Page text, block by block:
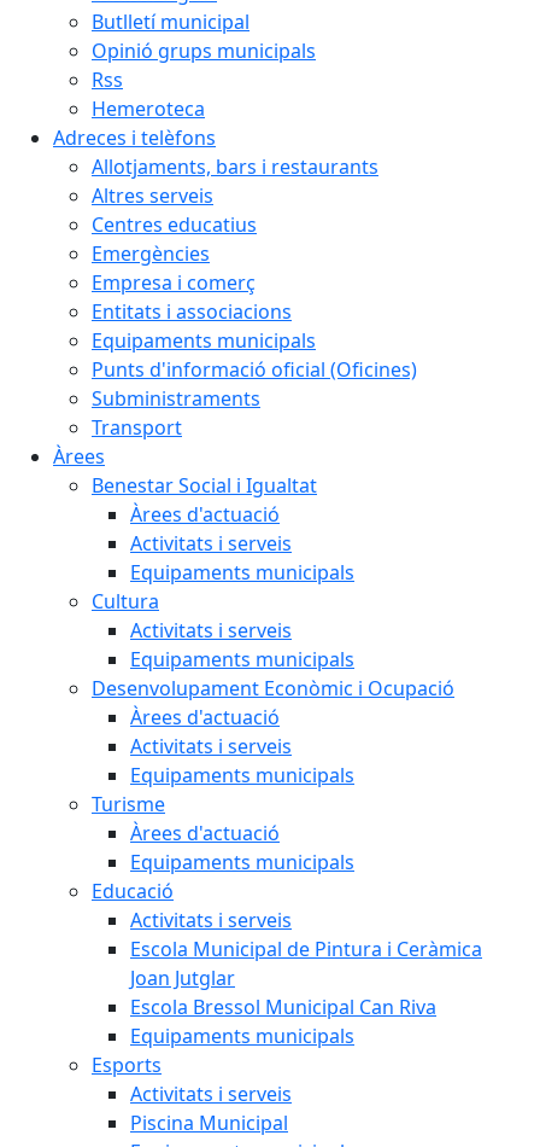
Butlletí municipal
Opinió grups municipals
Rss
Hemeroteca
Adreces i telèfons
Allotjaments, bars i restaurants
Altres serveis
Centres educatius
Emergències
Empresa i comerç
Entitats i associacions
Equipaments municipals
Punts d'informació oficial (Oficines)
Subministraments
Transport
Àrees
Benestar Social i Igualtat
Àrees d'actuació
Activitats i serveis
Equipaments municipals
Cultura
Activitats i serveis
Equipaments municipals
Desenvolupament Econòmic i Ocupació
Àrees d'actuació
Activitats i serveis
Equipaments municipals
Turisme
Àrees d'actuació
Equipaments municipals
Educació
Activitats i serveis
Escola Municipal de Pintura i Ceràmica
Joan Jutglar
Escola Bressol Municipal Can Riva
Equipaments municipals
Esports
Activitats i serveis
Piscina Municipal